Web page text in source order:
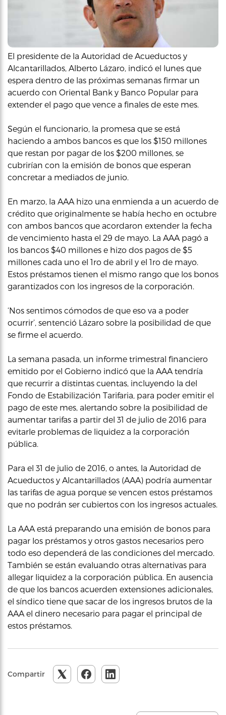
El presidente de la Autoridad de Acueductos y
Alcantarillados, Alberto Lázaro, indicó el lunes que
espera dentro de las próximas semanas firmar un
acuerdo con Oriental Bank y Banco Popular para
extender el pago que vence a finales de este mes.
Según el funcionario, la promesa que se está
haciendo a ambos bancos es que los $150 millones
que restan por pagar de los $200 millones, se
cubrirían con la emisión de bonos que esperan
concretar a mediados de junio.
En marzo, la AAA hizo una enmienda a un acuerdo de
crédito que originalmente se había hecho en octubre
con ambos bancos que acordaron extender la fecha
de vencimiento hasta el 29 de mayo. La AAA pagó a
los bancos $40 millones e hizo dos pagos de $5
millones cada uno el 1ro de abril y el 1ro de mayo.
Estos préstamos tienen el mismo rango que los bonos
garantizados con los ingresos de la corporación.
‘Nos sentimos cómodos de que eso va a poder
ocurrir’, sentenció Lázaro sobre la posibilidad de que
se firme el acuerdo.
La semana pasada, un informe trimestral financiero
emitido por el Gobierno indicó que la AAA tendría
que recurrir a distintas cuentas, incluyendo la del
Fondo de Estabilización Tarifaria, para poder emitir el
pago de este mes, alertando sobre la posibilidad de
aumentar tarifas a partir del 31 de julio de 2016 para
evitarle problemas de liquidez a la corporación
pública.
Para el 31 de julio de 2016, o antes, la Autoridad de
Acueductos y Alcantarillados (AAA) podría aumentar
las tarifas de agua porque se vencen estos préstamos
que no podrán ser cubiertos con los ingresos actuales.
La AAA está preparando una emisión de bonos para
pagar los préstamos y otros gastos necesarios pero
todo eso dependerá de las condiciones del mercado.
También se están evaluando otras alternativas para
allegar liquidez a la corporación pública. En ausencia
de que los bancos acuerden extensiones adicionales,
el síndico tiene que sacar de los ingresos brutos de la
AAA el dinero necesario para pagar el principal de
estos préstamos.
Compartir